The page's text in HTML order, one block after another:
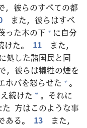
彼らのすべての都
また， 彼らはすべ
った木の下 + に自分
けた。 11
また，
に処した諸国民と同
， 彼らは犠牲の煙を
ホバを怒らせた + 。
え続けた * 。それに
た 方はこのような事
ある。 13
また，